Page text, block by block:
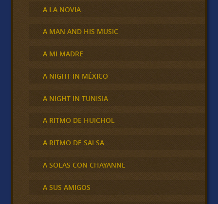
A LA NOVIA
A MAN AND HIS MUSIC
A MI MADRE
A NIGHT IN MÉXICO
A NIGHT IN TUNISIA
A RITMO DE HUICHOL
A RITMO DE SALSA
A SOLAS CON CHAYANNE
A SUS AMIGOS